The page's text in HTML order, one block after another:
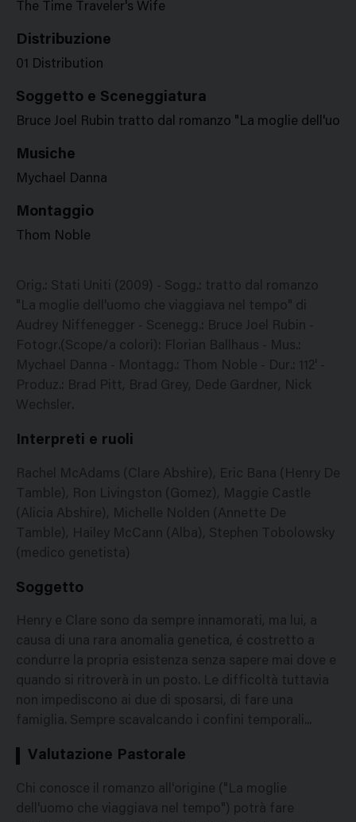
The Time Traveler's Wife
Distribuzione
01 Distribution
Soggetto e Sceneggiatura
Bruce Joel Rubin tratto dal romanzo "La moglie
Musiche
Mychael Danna
Montaggio
Thom Noble
Orig.: Stati Uniti (2009) - Sogg.: tratto dal romanzo
"La moglie dell'uomo che viaggiava nel tempo" di
Audrey Niffenegger - Scenegg.: Bruce Joel Rubin -
Fotogr.(Scope/a colori): Florian Ballhaus - Mus.:
Mychael Danna - Montagg.: Thom Noble - Dur.: 112' -
Produz.: Brad Pitt, Brad Grey, Dede Gardner, Nick
Wechsler.
Interpreti e ruoli
Rachel McAdams (Clare Abshire), Eric Bana (Henry De
Tamble), Ron Livingston (Gomez), Maggie Castle
(Alicia Abshire), Michelle Nolden (Annette De
Tamble), Hailey McCann (Alba), Stephen Tobolowsky
(medico genetista)
Soggetto
Henry e Clare sono da sempre innamorati, ma lui, a
causa di una rara anomalia genetica, é costretto a
condurre la propria esistenza senza sapere mai dove e
quando si ritroverà in un posto. Le difficoltà tuttavia
non impediscono ai due di sposarsi, di fare una
famiglia. Sempre scavalcando i confini temporali...
Valutazione Pastorale
Chi conosce il romanzo all'origine ("La moglie
dell'uomo che viaggiava nel tempo") potrà fare